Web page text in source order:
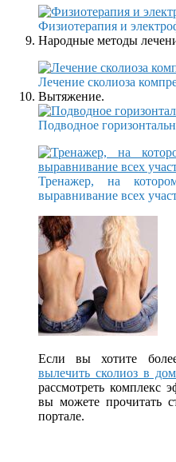
Физиотерапия и
Народные методы
Лечение сколиоза
Вытяжение.
Подводное
Тренажер, на
выравнивание всех
Если вы хотите
вылечить сколиоз в
рассмотреть комплекс
вы можете прочитать
портале.